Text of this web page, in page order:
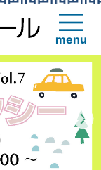
menu
Next